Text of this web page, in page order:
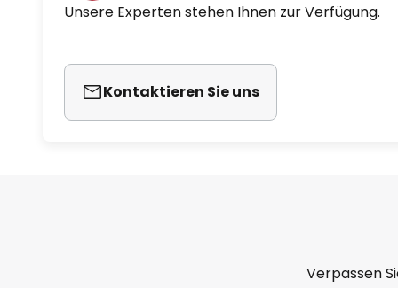
Unsere Experten stehen Ihnen zur Verfügung.
Kontaktieren Sie uns
Verpassen